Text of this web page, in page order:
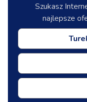
Szukasz
najlepsze